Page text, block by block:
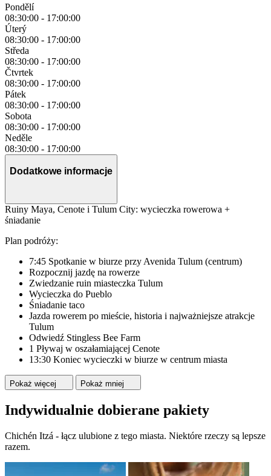
Pondělí
08:30:00 - 17:00:00
Úterý
08:30:00 - 17:00:00
Středa
08:30:00 - 17:00:00
Čtvrtek
08:30:00 - 17:00:00
Pátek
08:30:00 - 17:00:00
Sobota
08:30:00 - 17:00:00
Neděle
08:30:00 - 17:00:00
Dodatkowe informacje
Ruiny Maya, Cenote i Tulum City: wycieczka rowerowa +
śniadanie
Plan podróży:
7:45 Spotkanie w biurze przy Avenida Tulum (centrum)
Rozpocznij jazdę na rowerze
Zwiedzanie ruin miasteczka Tulum
Wycieczka do Pueblo
Śniadanie taco
Jazda rowerem po mieście, historia i najważniejsze atrakcje
Tulum
Odwiedź Stingless Bee Farm
1 Pływaj w oszałamiającej Cenote
13:30 Koniec wycieczki w biurze w centrum miasta
Pokaż więcej Pokaż mniej
Indywidualnie dobierane pakiety
Chichén Itzá - łącz ulubione z tego miasta. Niektóre rzeczy są lepsze
razem.